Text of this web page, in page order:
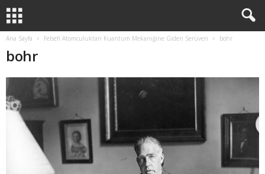
Ana Sayfa Felsefi Atomculuktan Kuantum Mekaniğine Giden Serüven bohr
bohr